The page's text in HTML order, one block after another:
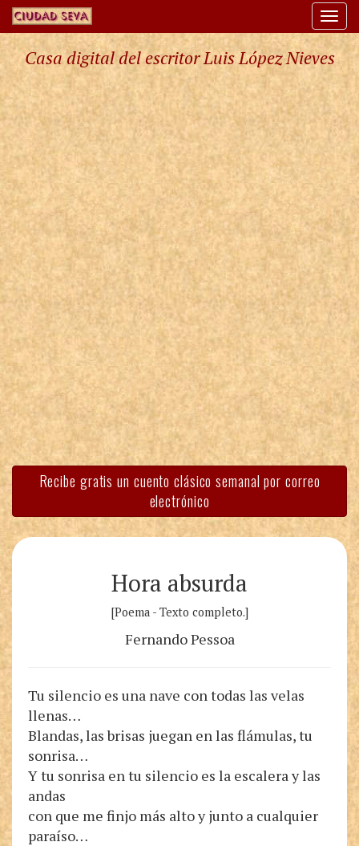
Casa digital del escritor Luis López Nieves
Recibe gratis un cuento clásico semanal por correo
electrónico
Hora absurda
[Poema - Texto completo.]
Fernando Pessoa
Tu silencio es una nave con todas las velas
llenas…
Blandas, las brisas juegan en las flámulas, tu
sonrisa…
Y tu sonrisa en tu silencio es la escalera y las
andas
con que me finjo más alto y junto a cualquier
paraíso…